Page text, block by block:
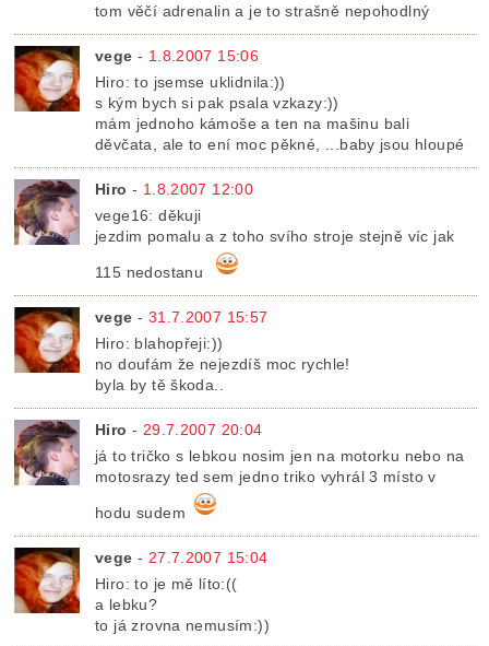
tom věčí adrenalin a je to strašně nepohodlný
vege - 1.8.2007 15:06
Hiro: to jsemse uklidnila:))
s kým bych si pak psala vzkazy:))
mám jednoho kámoše a ten na mašinu bali
děvčata, ale to ení moc pěkné, ...baby jsou hloupé
Hiro - 1.8.2007 12:00
vege16: děkuji
jezdim pomalu a z toho svího stroje stejně víc jak
115 nedostanu
vege - 31.7.2007 15:57
Hiro: blahopřeji:))
no doufám že nejezdíš moc rychle!
byla by tě škoda..
Hiro - 29.7.2007 20:04
já to tričko s lebkou nosim jen na motorku nebo na
motosrazy ted sem jedno triko vyhrál 3 místo v
hodu sudem
vege - 27.7.2007 15:04
Hiro: to je mě líto:((
a lebku?
to já zrovna nemusím:))